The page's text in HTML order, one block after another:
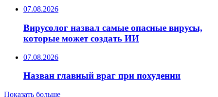
07.08.2026
Вирусолог назвал самые опасные вирусы,
которые может создать ИИ
07.08.2026
Назван главный враг при похудении
Показать больше